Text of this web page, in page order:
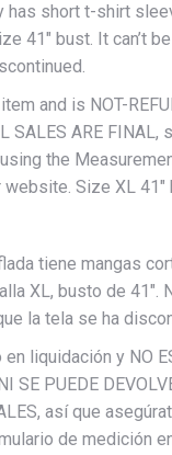
has short t-shirt
41″ bust. It can’t
and is NOT-
SALES ARE FINAL,
the
Size XL 41″
tiene mangas
XL, busto de 41″.
la tela se ha
liquidación y NO
SE PUEDE
así que
de medición